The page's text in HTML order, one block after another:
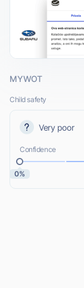
MYWOT
Child safety
Very poor
Confidence
0%